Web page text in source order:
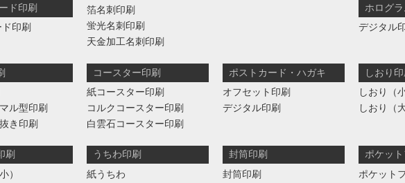
ド印刷
印刷
箔名刺印刷
蛍光名刺印刷
天金加工名刺印刷
ホログラ
デジタル
ル型印刷
き印刷
コースター印刷
紙コースター印刷
コルクコースター印刷
白雲石コースター印刷
ポストカード・ハガキ
オフセット印刷
デジタル印刷
しおり印
しおり（小
しおり（大
刷
）
うちわ印刷
紙うちわ
封筒印刷
封筒印刷
ポケッ
ポケット